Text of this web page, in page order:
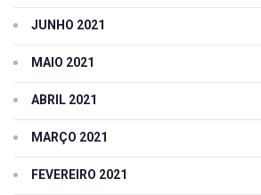
JUNHO 2021
MAIO 2021
ABRIL 2021
MARÇO 2021
FEVEREIRO 2021